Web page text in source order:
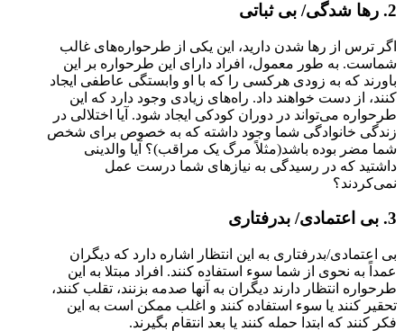
2. رها شدگی/ بی ثباتی
اگر ترس از رها شدن دارید، این یکی از طرحواره‌های غالب
شماست. به طور معمول، افراد دارای این طرحواره بر این
باورند که به زودی هرکسی را که با او وابستگی عاطفی ایجاد
کنند، از دست خواهند داد. راه‌های زیادی وجود دارد که این
طرحواره می‌تواند در دوران کودکی ایجاد شود. آیا اختلالی در
زندگی خانوادگی شما وجود داشته که به خصوص برای شخص
شما مضر بوده باشد(مثلاً مرگ یک مراقب)؟ آیا والدینی
داشتید که در رسیدگی به نیازهای شما درست عمل
نمی‌کردند؟
3. بی اعتمادی/ بدرفتاری
بی اعتمادی/بدرفتاری به این انتظار اشاره دارد که دیگران
عمداً به نحوی از شما سوء استفاده کنند. افراد مبتلا به این
طرحواره انتظار دارند دیگران به آنها صدمه بزنند، تقلب کنند،
تحقیر کنند یا سوء استفاده کنند و اغلب ممکن است به این
فکر کنند که ابتدا حمله کنند یا بعد انتقام بگیرند.